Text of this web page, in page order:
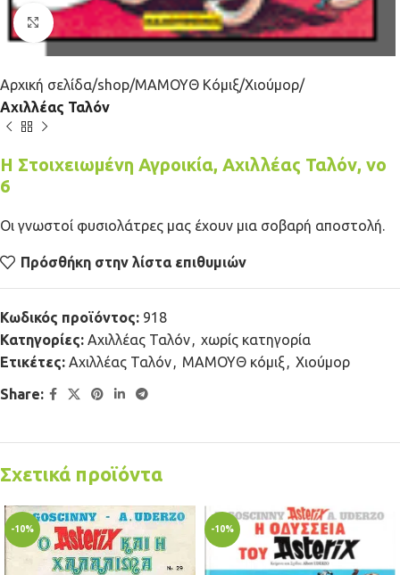
Κλικ για μεγέθυνση
Αρχική σελίδα shop ΜΑΜΟΥΘ Κόμιξ Χιούμορ
Αχιλλέας Ταλόν
Η Στοιχειωμένη Αγροικία, Αχιλλέας Ταλόν, νο
6
Οι γνωστοί φυσιολάτρες μας έχουν μια σοβαρή αποστολή.
Πρόσθήκη στην λίστα επιθυμιών
Κωδικός προϊόντος: 918
Κατηγορίες: Αχιλλέας Ταλόν
χωρίς κατηγορία
Ετικέτες: Αχιλλέας Ταλόν ΜΑΜΟΥΘ κόμιξ
Χιούμορ
Share:
Σχετικά προϊόντα
-10% -10%